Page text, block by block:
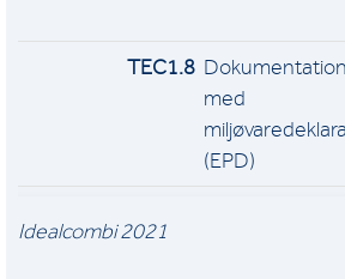
TEC1.8 Dokumentation
med
(EPD)
Idealcombi 2021